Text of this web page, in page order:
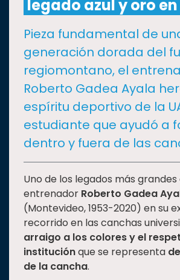
I+D+IEXPERTOS
SALUD
SUSTENTABILIDAD
TEMAS
Oferta
educativa
Estudiantes
Rectoría
legado azul y oro en
Pieza fundamental de
generación dorada del
regiomontano, el
Roberto Gadea Ayala
espíritu deportivo de la
estudiante que ayudó a
dentro y fuera de las
Uno de los legados más grandes
entrenador Roberto Gadea
(Montevideo, 1953-2020) en su
recorrido en las canchas
arraigo a los colores y el
instituciónque se representa
de la cancha.